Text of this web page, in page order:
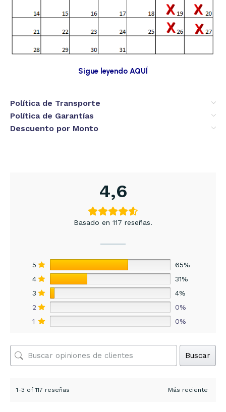
Sigue leyendo AQUÍ
Política de Transporte
Política de Garantías
Descuento por Monto
4,6
Basado en 117 reseñas.
5
65%
4
31%
3
4%
2
0%
1
0%
Buscar
1-3 of 117 reseñas